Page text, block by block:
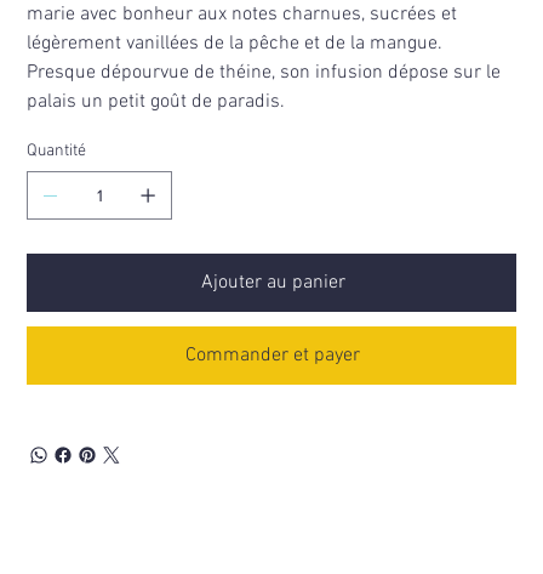
marie avec bonheur aux notes charnues, sucrées et
légèrement vanillées de la pêche et de la mangue.
Presque dépourvue de théine, son infusion dépose sur le
palais un petit goût de paradis.
Quantité
Ajouter au panier
Commander et payer